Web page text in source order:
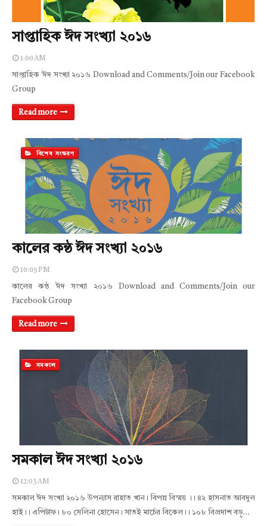
সাপ্তাহিক ঈদ সংখ্যা ২০১৬
1:00 AM
সাপ্তাহিক ঈদ সংখ্যা ২০১৬ Download and Comments/Join our Facebook
Group
Read more
বিশেষ সংস্করণ
কালের কন্ঠ ঈদ সংখ্যা ২০১৬
10:05 PM
কালের কন্ঠ ঈদ সংখ্যা ২০১৬ Download and Comments/Join our
Facebook Group
Read more
সমকাল
সমকাল ঈদ সংখ্যা ২০১৬
12:03 AM
সমকাল ঈদ সংখ্যা ২০১৬ উপন্যাস রাহাত খান। বিপন্ন বিস্ময় ।। ৪২ হাসনাত আবদুল
হাই।। এপিটাফ। ৮০ সেলিনা হোসেন। সাতই মার্চের বিকেল।। ১০৮ বিপ্রদাশ বড়ু…